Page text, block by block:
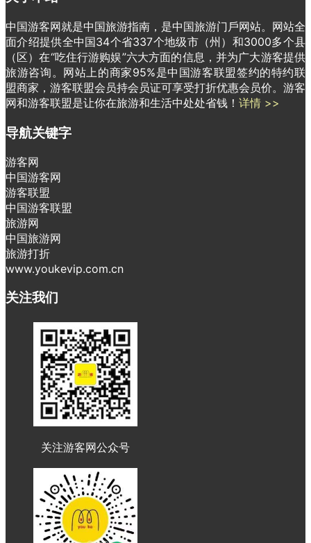
中国游客网就是中国旅游指南，是中国旅游门戶网站。网站全
面介绍提供全中国34个省337个地级市（州）和3000多个县
（区）在“吃住行游购娱”六大方面的信息，并为广大游客提供
旅游咨询。网站上的商家95%是中国游客联盟签约的特约联
盟商家，游客联盟会员持会员证可享受打折优惠会员价。游客
网和游客联盟是让你在旅游和生活中处处省钱！ 详情 >>
导航关键字
游客网
中国游客网
游客联盟
中国游客联盟
旅游网
中国旅游网
旅游打折
www.youkevip.com.cn
关注我们
关注游客网公众号